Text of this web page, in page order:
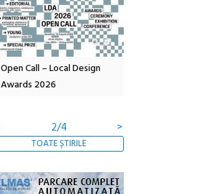
Open Call – Local Design
Awards 2026
2/4 >
TOATE ȘTIRILE